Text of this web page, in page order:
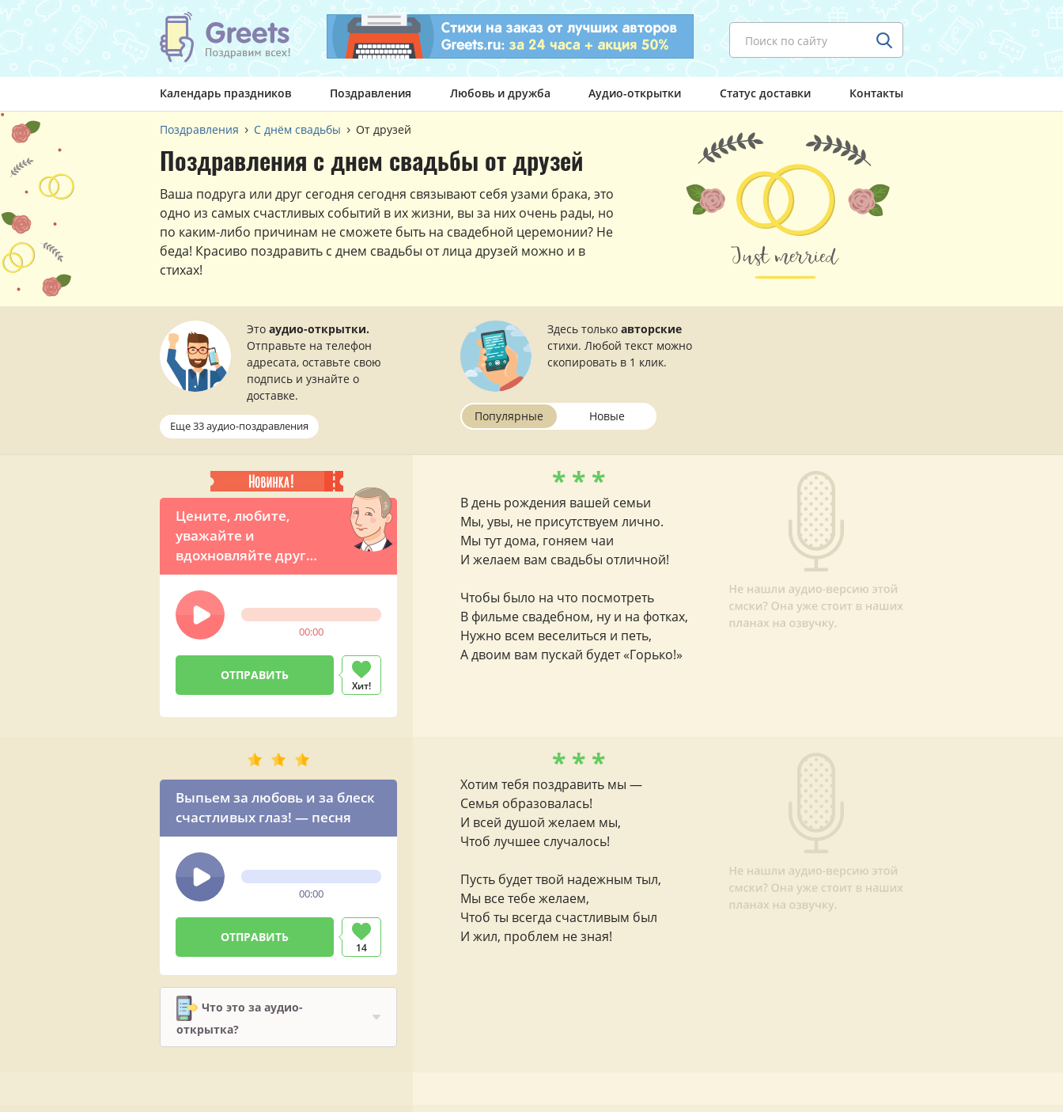
Поиск по сайту
Календарь праздников Поздравления Любовь и дружба Аудио-открытки Статус доставки Контакты
Поздравления С днём свадьбы От друзей
Поздравления с днем свадьбы от друзей
Ваша подруга или друг сегодня сегодня связывают себя узами брака, это
одно из самых счастливых событий в их жизни, вы за них очень рады, но
по каким-либо причинам не сможете быть на свадебной церемонии? Не
беда! Красиво поздравить с днем свадьбы от лица друзей можно и в
стихах!
Это аудио-открытки.
Отправьте на телефон
адресата, оставьте свою
подпись и узнайте о
доставке.
Еще 33 аудио-поздравления
Здесь только авторские
стихи. Любой текст можно
скопировать в 1 клик.
Популярные Новые
Цените, любите,
уважайте и
вдохновляйте друг
друга! — аудио
поздравление с днем
свадьбы от Путина
00:00
Хит!
* * *
В день рождения вашей семьи
Мы, увы, не присутствуем лично.
Мы тут дома, гоняем чаи
И желаем вам свадьбы отличной!
Чтобы было на что посмотреть
В фильме свадебном, ну и на фотках,
Нужно всем веселиться и петь,
А двоим вам пускай будет «Горько!»
Выпьем за любовь и за блеск
счастливых глаз! — песня
00:00
14
Что это за аудио-
открытка?
* * *
Хотим тебя поздравить мы —
Семья образовалась!
И всей душой желаем мы,
Чтоб лучшее случалось!
Пусть будет твой надежным тыл,
Мы все тебе желаем,
Чтоб ты всегда счастливым был
И жил, проблем не зная!